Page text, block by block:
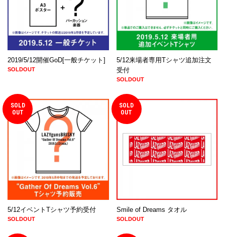
2019/5/12開催GoD[一般チケット]
SOLDOUT
5/12来場者専用Tシャツ追加注文
受付
SOLDOUT
SOLD
OUT
5/12イベントTシャツ予約受付
SOLDOUT
SOLD
OUT
Smile of Dreams タオル
SOLDOUT